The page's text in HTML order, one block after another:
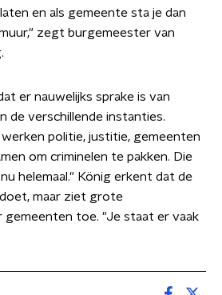
en als gemeente sta je dan
zegt burgemeester van
er nauwelijks sprake is van
de verschillende instanties.
politie, justitie, gemeenten
om criminelen te pakken. Die
helemaal." König erkent dat de
maar ziet grote
gemeenten toe. "Je staat er vaak